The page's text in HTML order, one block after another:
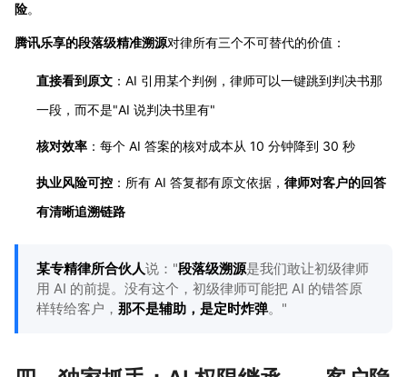
险。
腾讯乐享的段落级精准溯源对律所有三个不可替代的价值：
直接看到原文 ：AI 引用某个判例，律师可以一键跳到判决书那
一段，而不是"AI 说判决书里有"
核对效率 ：每个 AI 答案的核对成本从 10 分钟降到 30 秒
执业风险可控 ：所有 AI 答复都有原文依据， 律师对客户的回答
有清晰追溯链路
某专精律所合伙人说："段落级溯源是我们敢让初级律师
用 AI 的前提。没有这个，初级律师可能把 AI 的错答原
样转给客户， 那不是辅助，是定时炸弹。"